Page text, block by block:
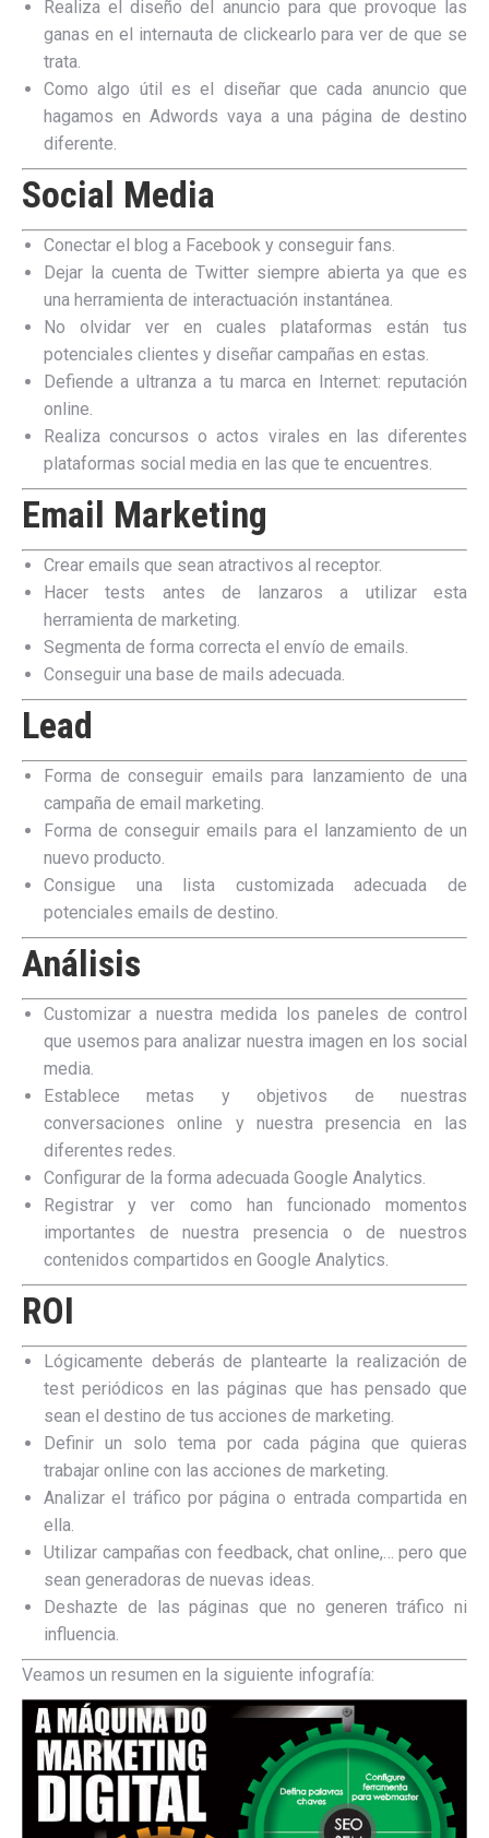
Realiza el diseño del anuncio para que provoque las
ganas en el internauta de clickearlo para ver de que se
trata.
Como algo útil es el diseñar que cada anuncio que
hagamos en Adwords vaya a una página de destino
diferente.
Social Media
Conectar el blog a Facebook y conseguir fans.
Dejar la cuenta de Twitter siempre abierta ya que es
una herramienta de interactuación instantánea.
No olvidar ver en cuales plataformas están tus
potenciales clientes y diseñar campañas en estas.
Defiende a ultranza a tu marca en Internet: reputación
online.
Realiza concursos o actos virales en las diferentes
plataformas social media en las que te encuentres.
Email Marketing
Crear emails que sean atractivos al receptor.
Hacer tests antes de lanzaros a utilizar esta
herramienta de marketing.
Segmenta de forma correcta el envío de emails.
Conseguir una base de mails adecuada.
Lead
Forma de conseguir emails para lanzamiento de una
campaña de email marketing.
Forma de conseguir emails para el lanzamiento de un
nuevo producto.
Consigue una lista customizada adecuada de
potenciales emails de destino.
Análisis
Customizar a nuestra medida los paneles de control
que usemos para analizar nuestra imagen en los social
media.
Establece metas y objetivos de nuestras
conversaciones online y nuestra presencia en las
diferentes redes.
Configurar de la forma adecuada Google Analytics.
Registrar y ver como han funcionado momentos
importantes de nuestra presencia o de nuestros
contenidos compartidos en Google Analytics.
ROI
Lógicamente deberás de plantearte la realización de
test periódicos en las páginas que has pensado que
sean el destino de tus acciones de marketing.
Definir un solo tema por cada página que quieras
trabajar online con las acciones de marketing.
Analizar el tráfico por página o entrada compartida en
ella.
Utilizar campañas con feedback, chat online,… pero que
sean generadoras de nuevas ideas.
Deshazte de las páginas que no generen tráfico ni
influencia.
Veamos un resumen en la siguiente infografía: